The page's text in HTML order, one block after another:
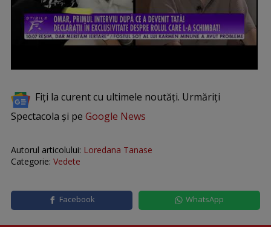
Fiți la curent cu ultimele noutăți. Urmăriți
Spectacola și pe Google News
Autorul articolului: Loredana Tanase
Categorie: Vedete
Facebook WhatsApp